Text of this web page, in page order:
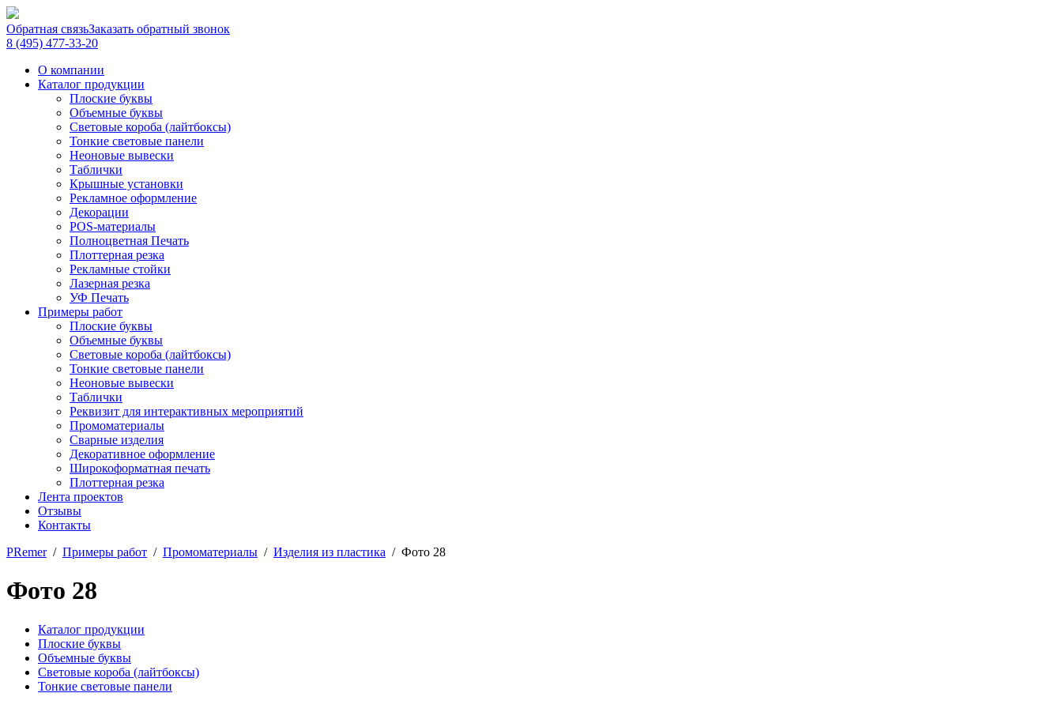
Обратная связьЗаказать обратный звонок
8 (495) 477-33-20
О компании
Каталог продукции
Плоские буквы
Объемные буквы
Световые короба (лайтбоксы)
Тонкие световые панели
Неоновые вывески
Таблички
Крышные установки
Рекламное оформление
Декорации
POS-материалы
Полноцветная Печать
Плоттерная резка
Рекламные стойки
Лазерная резка
УФ Печать
Примеры работ
Плоские буквы
Объемные буквы
Световые короба (лайтбоксы)
Тонкие световые панели
Неоновые вывески
Таблички
Реквизит для интерактивных мероприятий
Промоматериалы
Сварные изделия
Декоративное оформление
Широкоформатная печать
Плоттерная резка
Лента проектов
Отзывы
Контакты
PRemer/ Примеры работ / Промоматериалы / Изделия из пластика / Фото 28
Фото 28
Каталог продукции
Плоские буквы
Объемные буквы
Световые короба (лайтбоксы)
Тонкие световые панели